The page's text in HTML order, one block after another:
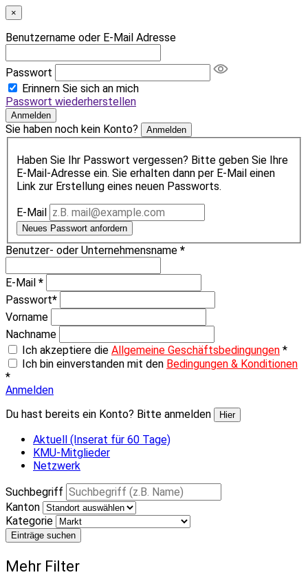
×
Benutzername oder E-Mail Adresse
Passwort
Erinnern Sie sich an mich
Passwort wiederherstellen
Anmelden
Sie haben noch kein Konto? Anmelden
Haben Sie Ihr Passwort vergessen? Bitte geben Sie Ihre
E-Mail-Adresse ein. Sie erhalten dann per E-Mail einen
Link zur Erstellung eines neuen Passworts.
E-Mail
Neues Passwort anfordern
Benutzer- oder Unternehmensname *
E-Mail *
Passwort*
Vorname
Nachname
Ich akzeptiere die Allgemeine Geschäftsbedingungen *
Ich bin einverstanden mit den Bedingungen & Konditionen
*
Anmelden
Du hast bereits ein Konto? Bitte anmelden
Hier
Aktuell (Inserat für 60 Tage)
KMU-Mitglieder
Netzwerk
Suchbegriff
Kanton
Kategorie
Einträge suchen
Mehr Filter